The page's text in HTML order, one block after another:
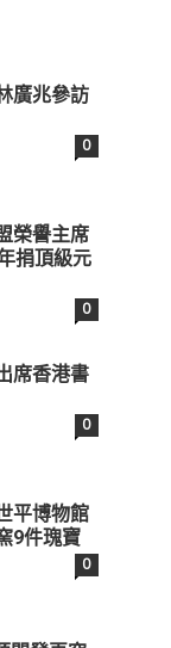
廣兆參訪
0
榮譽主席
捐頂級元
0
席香港書
0
平博物館
9件瑰寶
0